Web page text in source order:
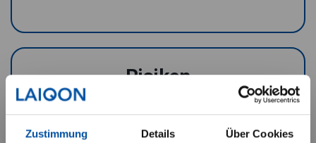
Zustimmung Details Über Cookies
Risiken
Wertverluste: Kursverluste